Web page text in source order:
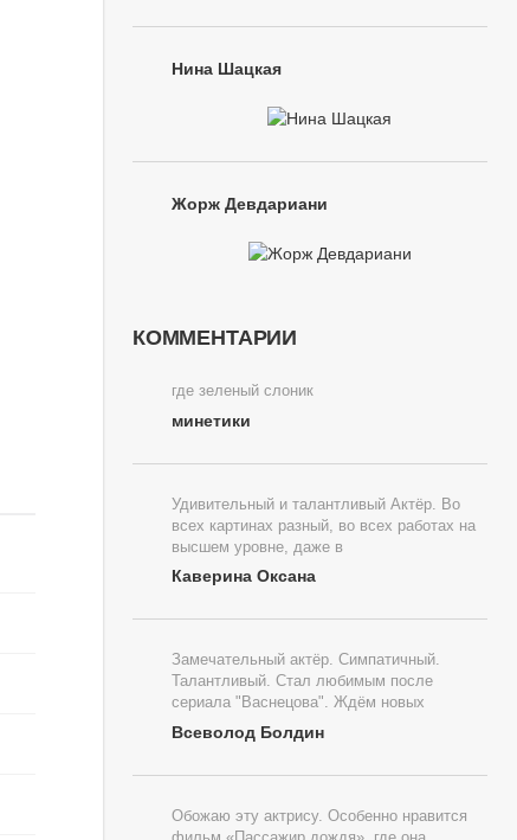
Нина Шацкая
Жорж Девдариани
КОММЕНТАРИИ
где зеленый слоник
минетики
Удивительный и талантливый Актёр. Во
всех картинах разный, во всех работах на
высшем уровне, даже в
Каверина Оксана
Замечательный актёр. Симпатичный.
Талантливый. Стал любимым после
сериала "Васнецова". Ждём новых
Всеволод Болдин
Обожаю эту актрису. Особенно нравится